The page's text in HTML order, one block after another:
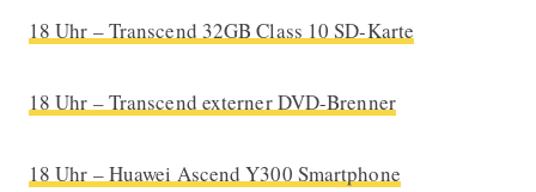
18 Uhr – Transcend 32GB Class 10 SD-Karte
18 Uhr – Transcend externer DVD-Brenner
18 Uhr – Huawei Ascend Y300 Smartphone